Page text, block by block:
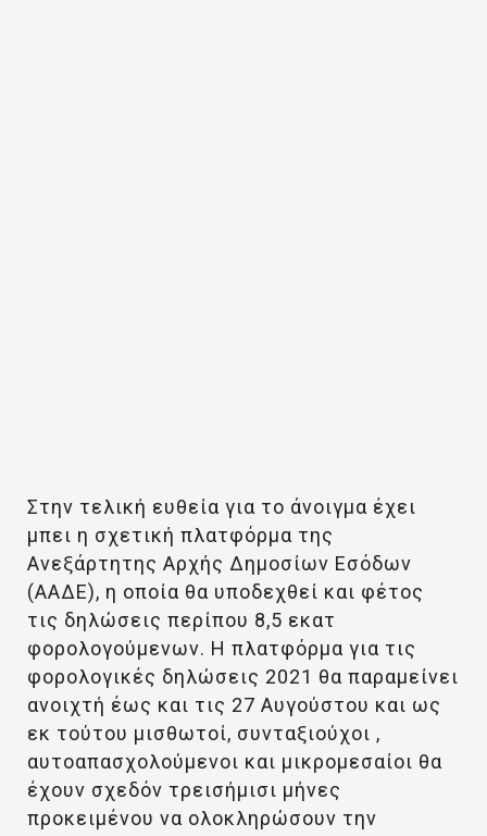
Στην τελική ευθεία για το άνοιγμα έχει
μπει η σχετική πλατφόρμα της
Ανεξάρτητης Αρχής Δημοσίων Εσόδων
(ΑΑΔΕ), η οποία θα υποδεχθεί και φέτος
τις δηλώσεις περίπου 8,5 εκατ
φορολογούμενων. Η πλατφόρμα για τις
φορολογικές δηλώσεις 2021 θα παραμείνει
ανοιχτή έως και τις 27 Αυγούστου και ως
εκ τούτου μισθωτοί, συνταξιούχοι ,
αυτοαπασχολούμενοι και μικρομεσαίοι θα
έχουν σχεδόν τρεισήμισι μήνες
προκειμένου να ολοκληρώσουν την